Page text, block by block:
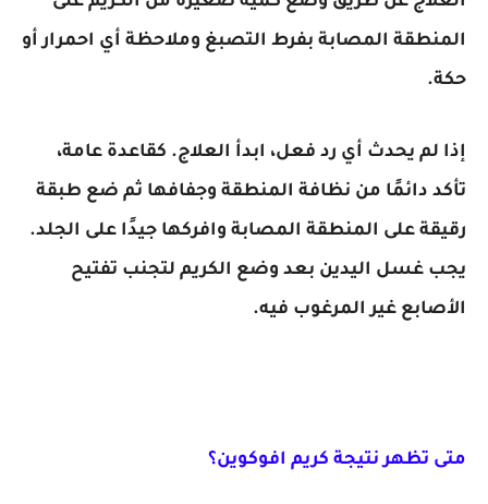
المنطقة المصابة بفرط التصبغ وملاحظة أي احمرار أو
حكة.
إذا لم يحدث أي رد فعل، ابدأ العلاج. كقاعدة عامة،
تأكد دائمًا من نظافة المنطقة وجفافها ثم ضع طبقة
رقيقة على المنطقة المصابة وافركها جيدًا على الجلد.
يجب غسل اليدين بعد وضع الكريم لتجنب تفتيح
الأصابع غير المرغوب فيه.
متى تظهر نتيجة كريم افوكوين؟